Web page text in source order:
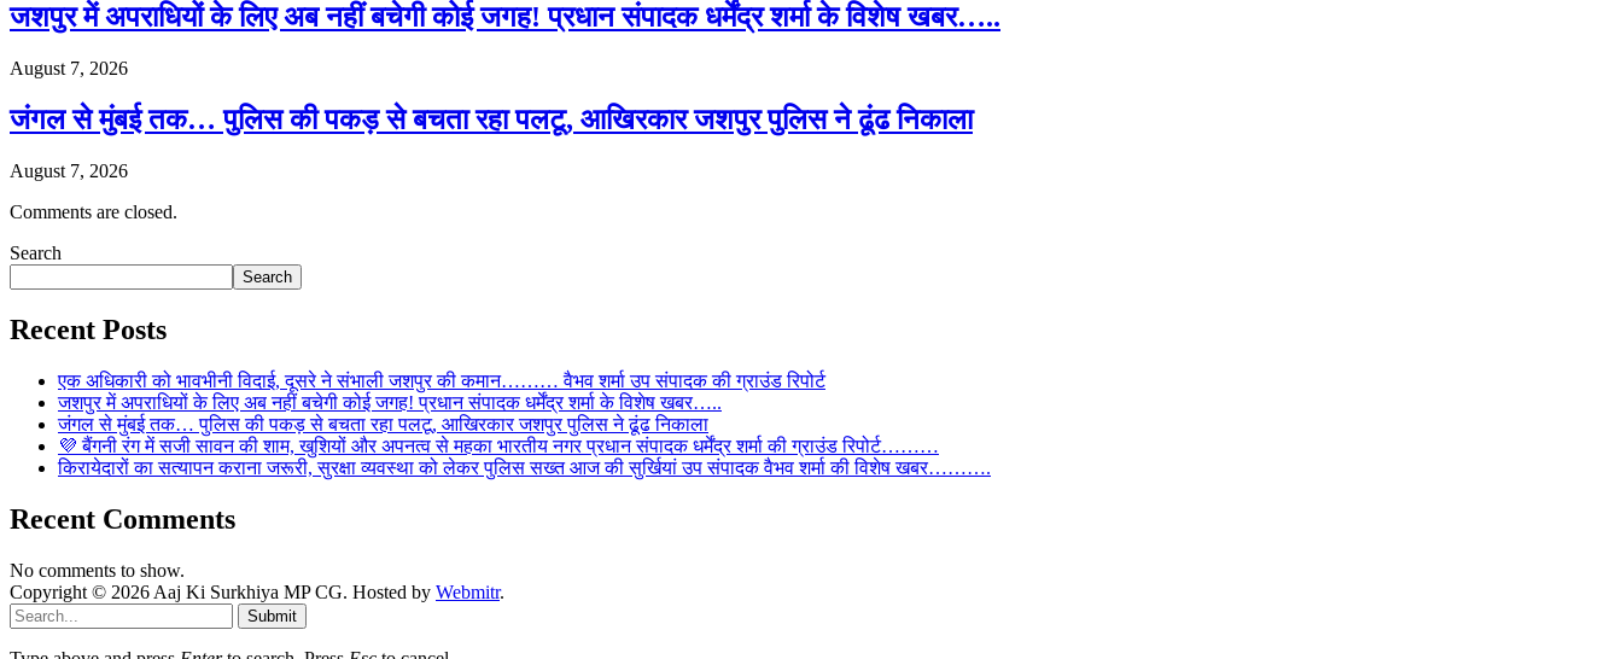
जशपुर में अपराधियों के लिए अब नहीं बचेगी कोई जगह! प्रधान संपादक धर्मेंद्र शर्मा के विशेष खबर…..
August 7, 2026
जंगल से मुंबई तक… पुलिस की पकड़ से बचता रहा पलटू, आखिरकार जशपुर पुलिस ने ढूंढ निकाला
August 7, 2026
Comments are closed.
Search
Search
Recent Posts
एक अधिकारी को भावभीनी विदाई, दूसरे ने संभाली जशपुर की कमान……… वैभव शर्मा उप संपादक की ग्राउंड रिपोर्ट
जशपुर में अपराधियों के लिए अब नहीं बचेगी कोई जगह! प्रधान संपादक धर्मेंद्र शर्मा के विशेष खबर…..
जंगल से मुंबई तक… पुलिस की पकड़ से बचता रहा पलटू, आखिरकार जशपुर पुलिस ने ढूंढ निकाला
💜 बैंगनी रंग में सजी सावन की शाम, खुशियों और अपनत्व से महका भारतीय नगर प्रधान संपादक धर्मेंद्र शर्मा की ग्राउंड रिपोर्ट………
किरायेदारों का सत्यापन कराना जरूरी, सुरक्षा व्यवस्था को लेकर पुलिस सख्त आज की सुर्खियां उप संपादक वैभव शर्मा की विशेष खबर……….
Recent Comments
No comments to show.
Copyright © 2026 Aaj Ki Surkhiya MP CG. Hosted by Webmitr.
Submit